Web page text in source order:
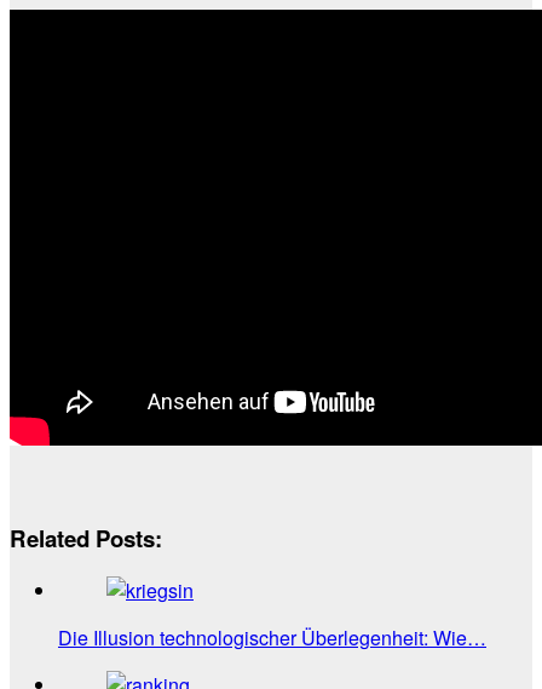
Related Posts:
Die Illusion technologischer Überlegenheit: Wie…